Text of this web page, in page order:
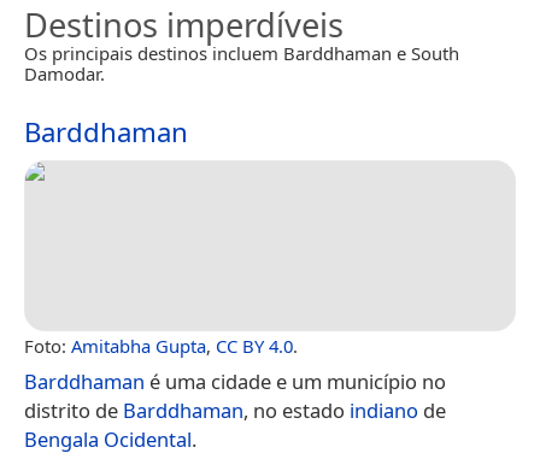
Destinos imperdíveis
Os principais destinos incluem Barddhaman e South
Damodar.
Barddhaman
Foto: Amitabha Gupta, CC BY 4.0.
Barddhaman é uma cidade e um município no
distrito de Barddhaman, no estado indiano de
Bengala Ocidental.